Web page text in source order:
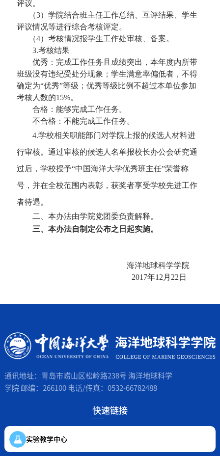
评议。
（3）学院结合班主任工作总结、互评结果、学生
评议情况等进行综合考核评定。
（4）考核情况报学生工作处审核、备案。
3.考核结果
优秀：完成工作任务且成绩突出，本年度内所带
班级没有违纪受处分现象；学生满意率偏低者，不得
确定为“优秀”等级；优秀等级比例不超过本单位参加
考核人数的15%。
合格：能够完成工作任务。
不合格：不能完成工作任务。
4.学校相关职能部门对学院上报的候选人材料进
行审核。通过审核的候选人名单报校长办公会研究通
过后，学校授予“中国海洋大学优秀班主任”荣誉称
号，并在全校范围内表彰，获奖者享受学校先进工作
者待遇。
二、本办法由学院党团委负责解释。
三、本办法自制定公布之日起实施。
海洋地球科学学院
2017年12月22日
通讯地址：青岛市崂山区松岭路238号 海洋地球科学
学院 邮编：266100 电话/传真：0532-66782488
快速链接
实验教学中心